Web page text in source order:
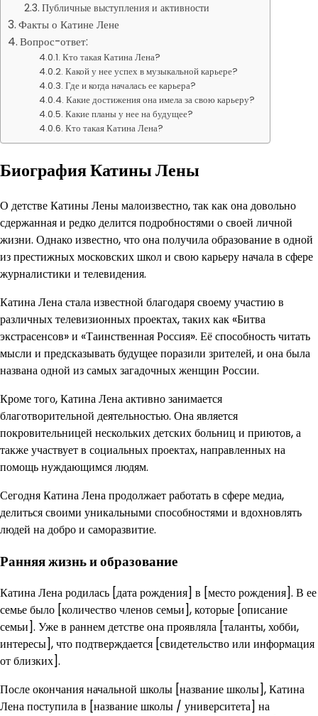
Публичные выступления и активности
Факты о Катине Лене
Вопрос-ответ:
Кто такая Катина Лена?
Какой у нее успех в музыкальной карьере?
Где и когда началась ее карьера?
Какие достижения она имела за свою карьеру?
Какие планы у нее на будущее?
Кто такая Катина Лена?
Биография Катины Лены
О детстве Катины Лены малоизвестно, так как она довольно
сдержанная и редко делится подробностями о своей личной
жизни. Однако известно, что она получила образование в одной
из престижных московских школ и свою карьеру начала в сфере
журналистики и телевидения.
Катина Лена стала известной благодаря своему участию в
различных телевизионных проектах, таких как «Битва
экстрасенсов» и «Таинственная Россия». Её способность читать
мысли и предсказывать будущее поразили зрителей, и она была
названа одной из самых загадочных женщин России.
Кроме того, Катина Лена активно занимается
благотворительной деятельностью. Она является
покровительницей нескольких детских больниц и приютов, а
также участвует в социальных проектах, направленных на
помощь нуждающимся людям.
Сегодня Катина Лена продолжает работать в сфере медиа,
делиться своими уникальными способностями и вдохновлять
людей на добро и саморазвитие.
Ранняя жизнь и образование
Катина Лена родилась [дата рождения] в [место рождения]. В ее
семье было [количество членов семьи], которые [описание
семьи]. Уже в раннем детстве она проявляла [таланты, хобби,
интересы], что подтверждается [свидетельство или информация
от близких].
После окончания начальной школы [название школы], Катина
Лена поступила в [название школы / университета] на